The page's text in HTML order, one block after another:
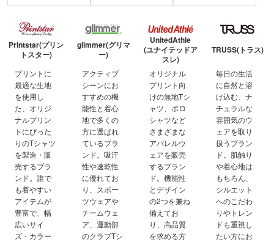
Printstar(プリン
トスター)
プリントに
最適な生地
を使用し
た、オリジ
ナルプリン
トにぴった
りのTシャツ
を製造・販
売するブラ
ンド。誰で
も着やすい
アイテムが
豊富で、幅
広いサイ
ズ・カラー
glimmer(グリマ
ー)
アクティブ
シーンにお
すすめの機
能性と着心
地で多くの
方に選ばれ
ているブラ
ンド。吸汗
性や速乾性
に優れてお
り、スポー
ツウェアや
チームウェ
ア、運動部
のクラブTシ
UnitedAthle
(ユナイテッドア
スレ)
オリジナル
プリント向
けの無地Tシ
ャツ、ポロ
シャツなど
さまざまな
アパレルウ
ェアを販売
するブラン
ド。機能性
とデザイン
の2つを兼ね
備えてお
り、高品質
を求める方
TRUSS(トラス)
毎日の生活
に自然と溶
け込む、ナ
チュラルな
雰囲気のウ
ェアを取り
扱うブラン
ド。肌触り
や着心地は
もちろん、
シルエット
へのこだわ
りやトレン
ドも重視し
たい方にお